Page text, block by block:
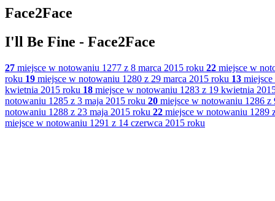
Face2Face
I'll Be Fine - Face2Face
27 miejsce w notowaniu 1277 z 8 marca 2015 roku 22 miejsce w
roku 19 miejsce w notowaniu 1280 z 29 marca 2015 roku 13
kwietnia 2015 roku 18 miejsce w notowaniu 1283 z 19 kwietnia
notowaniu 1285 z 3 maja 2015 roku 20 miejsce w notowaniu 1286 z
notowaniu 1288 z 23 maja 2015 roku 22 miejsce w notowaniu 1289
miejsce w notowaniu 1291 z 14 czerwca 2015 roku